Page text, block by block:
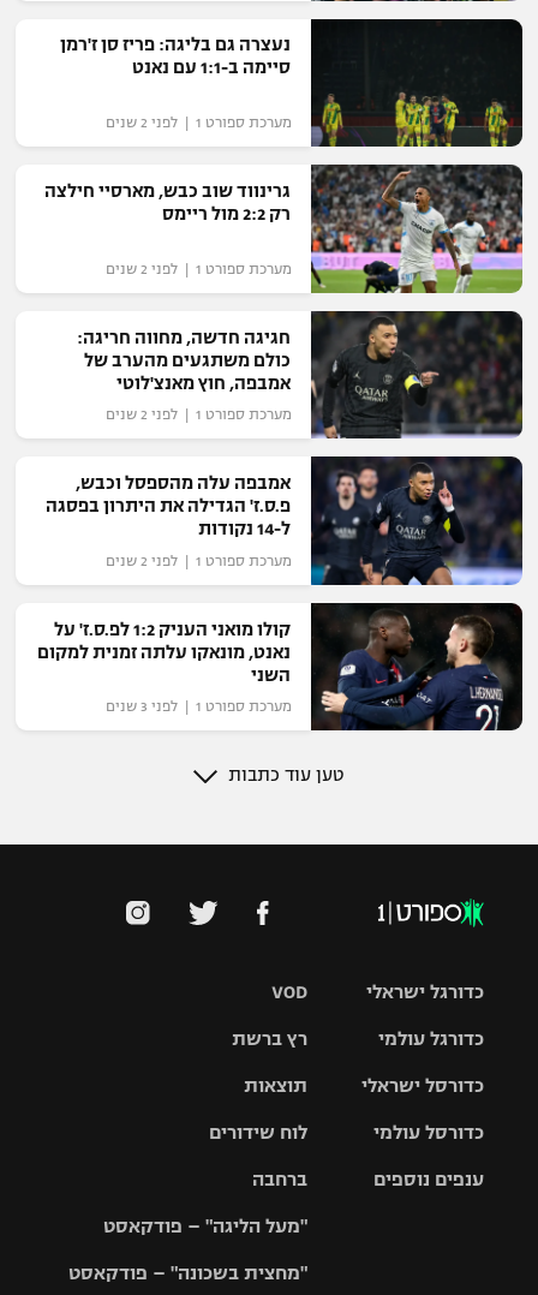
נעצרה גם בליגה: פריז סן ז'רמן
סיימה ב-1:1 עם נאנט
מערכת ספורט 1 | לפני 2 שנים
גרינווד שוב כבש, מארסיי חילצה
רק 2:2 מול ריימס
מערכת ספורט 1 | לפני 2 שנים
חגיגה חדשה, מחווה חריגה:
כולם משתגעים מהערב של
אמבפה, חוץ מאנצ'לוטי
פ.ס.ז' הגדילה את היתרון בפסגה
מערכת ספורט 1 | לפני 2 שנים
נאנט, מונאקו עלתה זמנית למקום
מערכת ספורט 1 | לפני 3 שנים